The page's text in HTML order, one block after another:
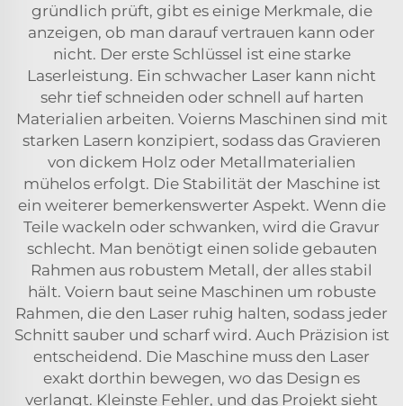
gründlich prüft, gibt es einige Merkmale, die
anzeigen, ob man darauf vertrauen kann oder
nicht. Der erste Schlüssel ist eine starke
Laserleistung. Ein schwacher Laser kann nicht
sehr tief schneiden oder schnell auf harten
Materialien arbeiten. Voierns Maschinen sind mit
starken Lasern konzipiert, sodass das Gravieren
von dickem Holz oder Metallmaterialien
mühelos erfolgt. Die Stabilität der Maschine ist
ein weiterer bemerkenswerter Aspekt. Wenn die
Teile wackeln oder schwanken, wird die Gravur
schlecht. Man benötigt einen solide gebauten
Rahmen aus robustem Metall, der alles stabil
hält. Voiern baut seine Maschinen um robuste
Rahmen, die den Laser ruhig halten, sodass jeder
Schnitt sauber und scharf wird. Auch Präzision ist
entscheidend. Die Maschine muss den Laser
exakt dorthin bewegen, wo das Design es
verlangt. Kleinste Fehler, und das Projekt sieht